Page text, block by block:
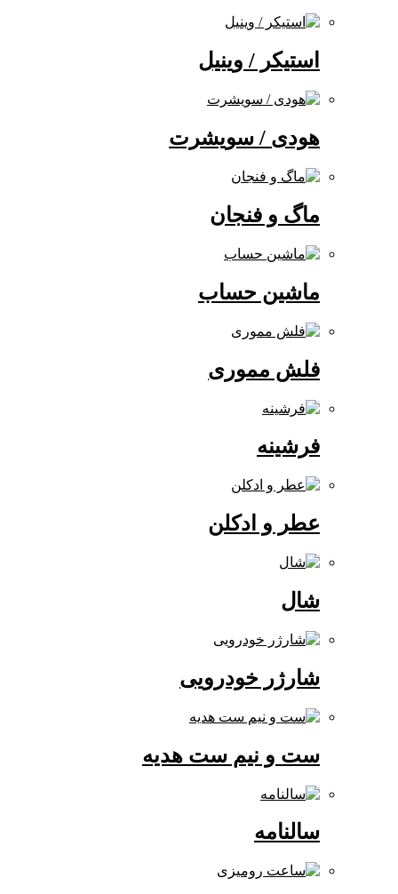
استیکر / وینیل
هودی / سویشرت
ماگ و فنجان
ماشین حساب
فلش مموری
عطر و ادکلن
شارژر خودرویی
ست و نیم ست هدیه